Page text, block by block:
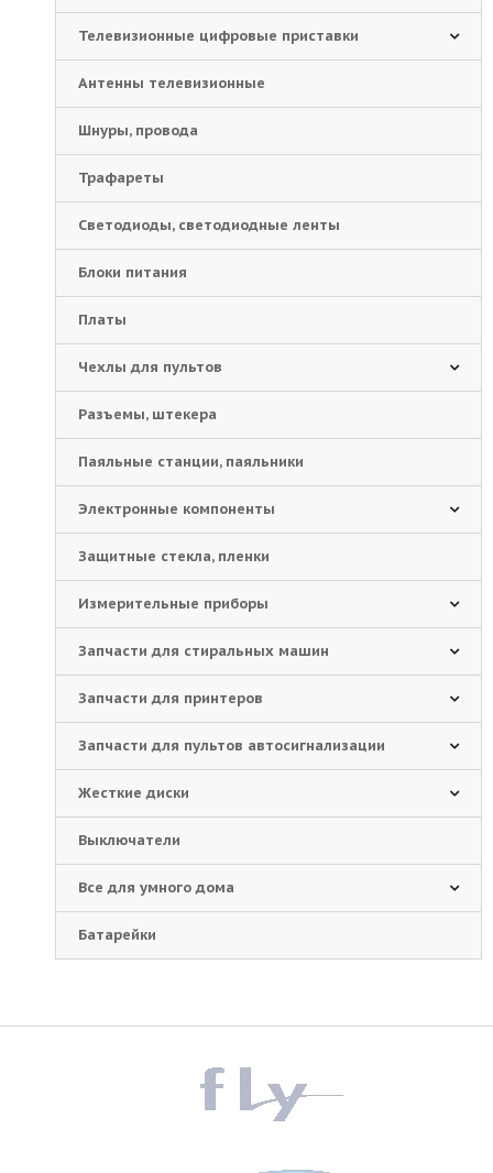
Телевизионные цифровые приставки
Антенны телевизионные
Шнуры, провода
Трафареты
Светодиоды, светодиодные ленты
Блоки питания
Платы
Чехлы для пультов
Разъемы, штекера
Паяльные станции, паяльники
Электронные компоненты
Защитные стекла, пленки
Измерительные приборы
Запчасти для стиральных машин
Запчасти для принтеров
Запчасти для пультов автосигнализации
Жесткие диски
Выключатели
Все для умного дома
Батарейки